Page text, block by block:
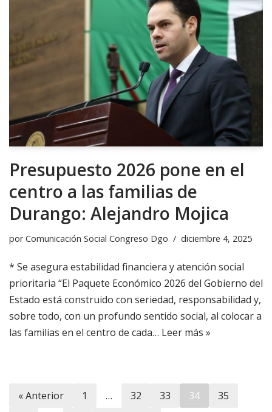
Presupuesto 2026 pone en el
centro a las familias de
Durango: Alejandro Mojica
porComunicación Social Congreso Dgo diciembre 4, 2025
* Se asegura estabilidad financiera y atención social
prioritaria “El Paquete Económico 2026 del Gobierno del
Estado está construido con seriedad, responsabilidad y,
sobre todo, con un profundo sentido social, al colocar a
las familias en el centro de cada… Leer más »
« Anterior 1 … 32 33 34 35